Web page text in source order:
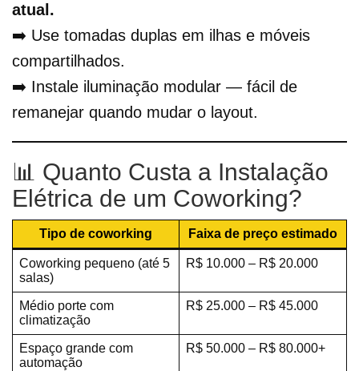
atual.
➡️ Use tomadas duplas em ilhas e móveis
compartilhados.
➡️ Instale iluminação modular — fácil de
remanejar quando mudar o layout.
📊 Quanto Custa a Instalação
Elétrica de um Coworking?
Tipo de coworking Faixa de preço estimado
Coworking pequeno (até 5
salas)
R$ 10.000 – R$ 20.000
Médio porte com
climatização
R$ 25.000 – R$ 45.000
Espaço grande com
automação
R$ 50.000 – R$ 80.000+